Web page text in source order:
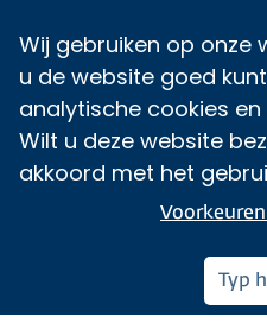
Wij gebruiken op onze
u de website goed
analytische cookies
Wilt u deze website
akkoord met het